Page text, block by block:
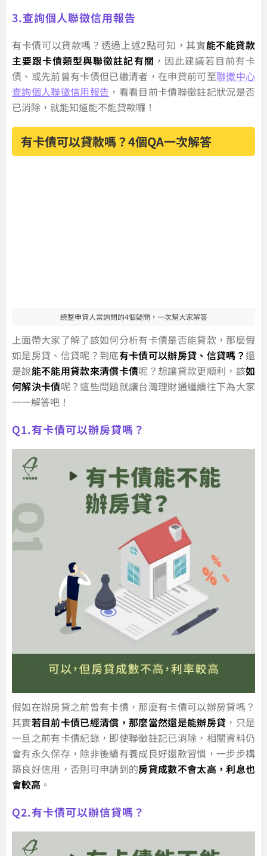
3.查詢個人聯徵信用報告
有卡債可以貸款嗎？透過上述2點可知，其實能不能貸款
主要跟卡債類型與聯徵註記有關 ，因此建議若目前有卡
債、或先前曾有卡債但已繳清者，在申貸前可至聯徵中心
查詢個人聯徵信用報告 ，看看目前卡債聯徵註記狀況是否
已消除，就能知道能不能貸款囉！
有卡債可以貸款嗎？4個QA一次解答
統整申貸人常詢問的4個疑問，一次幫大家解答
上面帶大家了解了該如何分析有卡債是否能貸款，那麼假
如是房貸、信貸呢？到底有卡債可以辦房貸、信貸嗎？還
是說能不能用貸款來清償卡債呢？想讓貸款更順利，該如
何解決卡債呢？這些問題就讓台灣理財通繼續往下為大家
一一解答吧！
Q1.有卡債可以辦房貸嗎？
假如在辦房貸之前曾有卡債，那麼有卡債可以辦房貸嗎？
其實若目前卡債已經清償，那麼當然還是能辦房貸 ，只是
一旦之前有卡債紀錄，即使聯徵註記已消除，相關資料仍
會有永久保存，除非後續有養成良好還款習慣，一步步構
築良好信用，否則可申請到的房貸成數不會太高，利息也
會較高 。
Q2.有卡債可以辦信貸嗎？